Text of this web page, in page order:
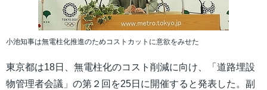
小池知事は無電柱化推進のためコストカットに意欲をみせた
東京都は18日、無電柱化のコスト削減に向け、「道路埋設
物管理者会議」の第２回を25日に開催すると発表した。副